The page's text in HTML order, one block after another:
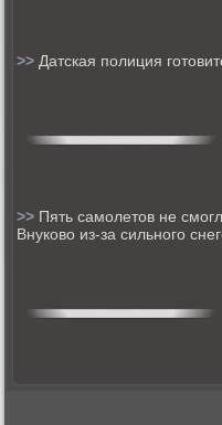
>> Датская полиция
>> Пять самолетов не
Внуково из-за сильного